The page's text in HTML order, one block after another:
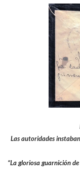
Las autoridades
“La gloriosa guarnición